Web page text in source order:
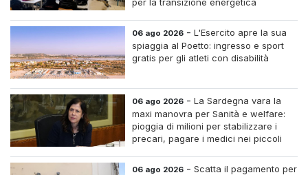
06 ago 2026 -L'Esercito apre la sua
spiaggia al Poetto: ingresso e sport
gratis per gli atleti con disabilità
06 ago 2026 -La Sardegna vara la
maxi manovra per Sanità e welfare:
pioggia di milioni per stabilizzare i
precari, pagare i medici nei piccoli
06 ago 2026 -Scatta il pagamento per